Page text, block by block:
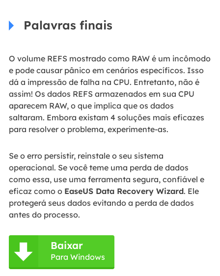
Palavras finais
O volume REFS mostrado como RAW é um incômodo
e pode causar pânico em cenários específicos. Isso
dá a impressão de falha na CPU. Entretanto, não é
assim! Os dados REFS armazenados em sua CPU
aparecem RAW, o que implica que os dados
saltaram. Embora existam 4 soluções mais eficazes
para resolver o problema, experimente-as.
Se o erro persistir, reinstale o seu sistema
operacional. Se você teme uma perda de dados
como essa, use uma ferramenta segura, confiável e
eficaz como o EaseUS Data Recovery Wizard. Ele
protegerá seus dados evitando a perda de dados
antes do processo.
 Baixar
Para Windows